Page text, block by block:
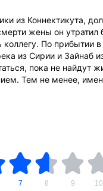
из Коннектикута,
жены он утратил
По прибытии
из Сирии и Зайнаб
пока не найдут
Тем не менее,
7 8 9 10